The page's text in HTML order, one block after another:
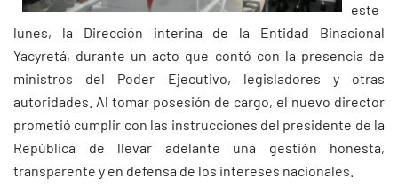
este
lunes, la Dirección interina de la Entidad Binacional
Yacyretá, durante un acto que contó con la presencia de
ministros del Poder Ejecutivo, legisladores y otras
autoridades. Al tomar posesión de cargo, el nuevo director
prometió cumplir con las instrucciones del presidente de la
República de llevar adelante una gestión honesta,
transparente y en defensa de los intereses nacionales.